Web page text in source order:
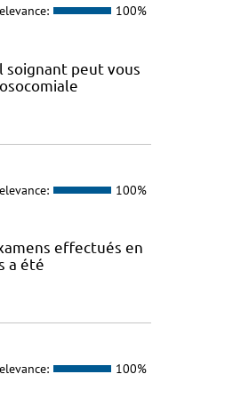
100%
soignant peut vous
100%
effectués en
a été
100%